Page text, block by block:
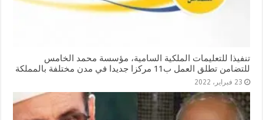
تنفيذا للتعليمات الملكية السامية، مؤسسة محمد الخامس
للتضامن تطلق العمل ب11 مركزا جديدا في مدن مختلفة بالمملكة
23 فبراير، 2022